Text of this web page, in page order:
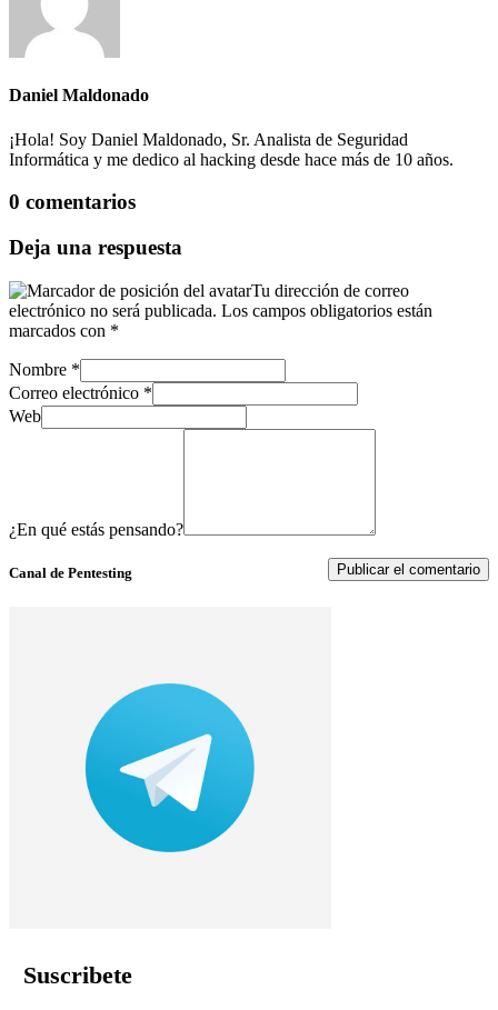
Daniel Maldonado
¡Hola! Soy Daniel Maldonado, Sr. Analista de Seguridad
Informática y me dedico al hacking desde hace más de 10 años.
0 comentarios
Deja una respuesta
Tu dirección de correo
electrónico no será publicada. Los campos obligatorios están
marcados con *
Nombre *
Correo electrónico *
Web
¿En qué estás pensando?
Canal de Pentesting
Suscribete